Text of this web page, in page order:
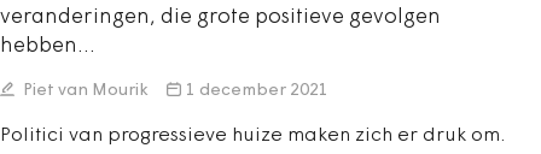
veranderingen, die grote positieve gevolgen
hebben…
Piet van Mourik 1 december 2021
Politici van progressieve huize maken zich er druk om.